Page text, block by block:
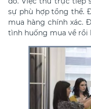
sự phù hợp tổng thể.
mua hàng chính xác.
tình huống mua về rồi